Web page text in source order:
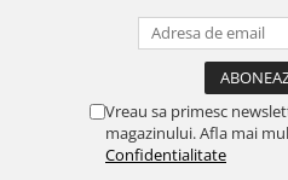
Vreau sa primesc
magazinului. Afla mai
Confidentialitate